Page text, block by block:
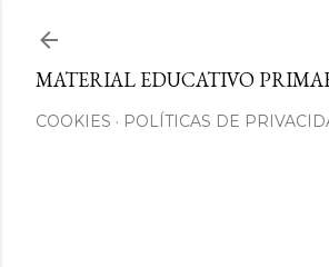
MATERIAL EDUCATIVO
COOKIES POLÍTICAS DE